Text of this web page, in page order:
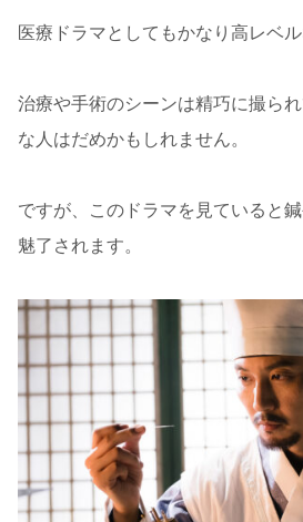
医療ドラマとしてもかなり高レベル
治療や手術のシーンは精巧に撮ら
な人はだめかもしれません。
ですが、このドラマを見ていると
魅了されます。